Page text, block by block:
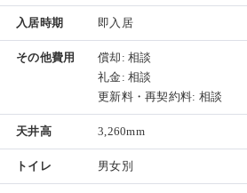
入居時期 即入居
その他費用
償却: 相談
礼金: 相談
更新料・再契約料: 相談
天井高 3,260mm
トイレ 男女別